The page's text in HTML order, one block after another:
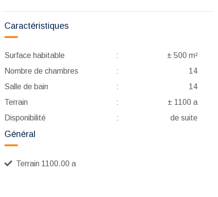
Caractéristiques
Surface habitable :
± 500 m²
Nombre de chambres
:
14
Salle de bain
:
14
Terrain
:
± 1100 a
Disponibilité
: de suite
Général
Terrain 1100.00 a